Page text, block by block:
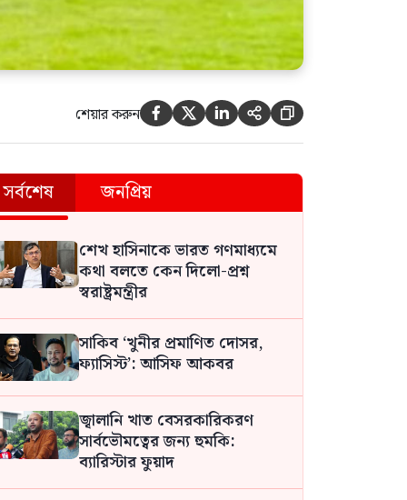
শেয়ার করুন     
সর্বশেষ জনপ্রিয়
শেখ হাসিনাকে ভারত গণমাধ্যমে
কথা বলতে কেন দিলো-প্রশ্ন
স্বরাষ্ট্রমন্ত্রীর
সাকিব ‘খুনীর প্রমাণিত দোসর,
ফ্যাসিস্ট’: আসিফ আকবর
জ্বালানি খাত বেসরকারিকরণ
সার্বভৌমত্বের জন্য হুমকি:
ব্যারিস্টার ফুয়াদ